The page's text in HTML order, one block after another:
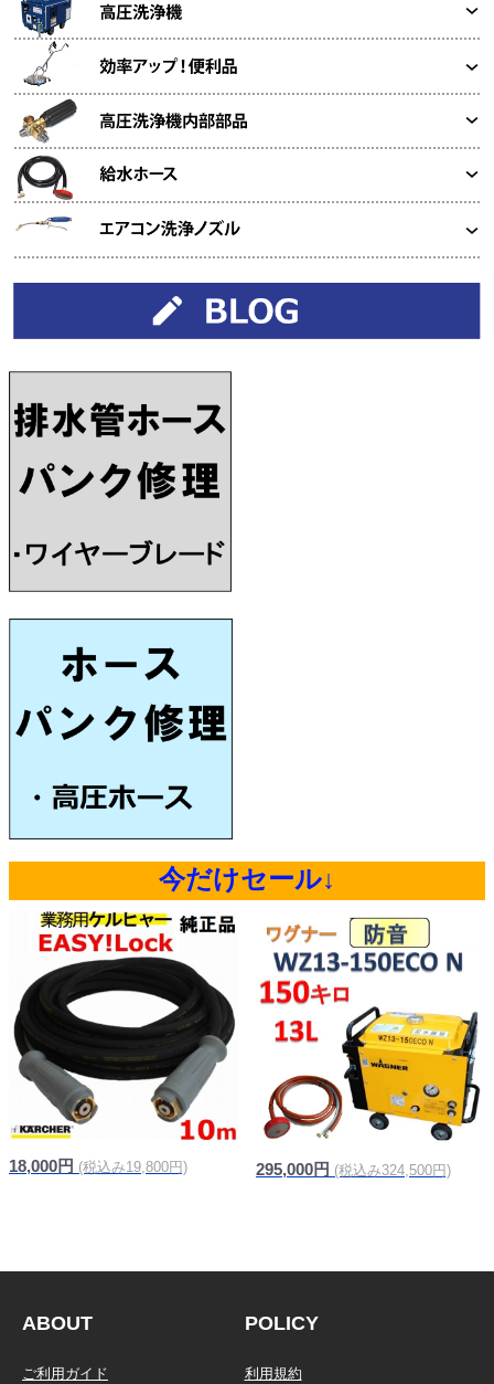
今だけセール↓
18,000円 (税込み19,800円) 295,000円 (税込み324,500円)
ABOUT
ご利用ガイド
POLICY
利用規約